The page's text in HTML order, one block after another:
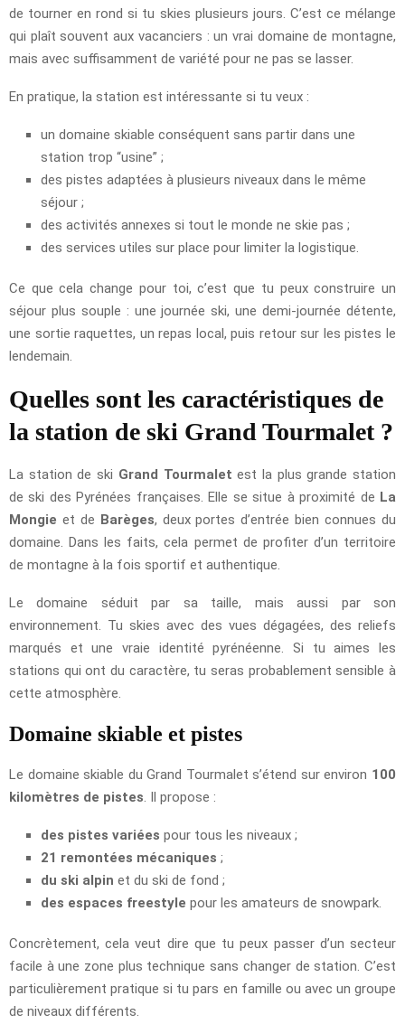
de tourner en rond si tu skies plusieurs jours. C’est ce mélange
qui plaît souvent aux vacanciers : un vrai domaine de montagne,
mais avec suffisamment de variété pour ne pas se lasser.
En pratique, la station est intéressante si tu veux :
un domaine skiable conséquent sans partir dans une
station trop “usine” ;
des pistes adaptées à plusieurs niveaux dans le même
séjour ;
des activités annexes si tout le monde ne skie pas ;
des services utiles sur place pour limiter la logistique.
Ce que cela change pour toi, c’est que tu peux construire un
séjour plus souple : une journée ski, une demi-journée détente,
une sortie raquettes, un repas local, puis retour sur les pistes le
lendemain.
Quelles sont les caractéristiques de
la station de ski Grand Tourmalet ?
La station de ski Grand Tourmalet est la plus grande station
de ski des Pyrénées françaises. Elle se situe à proximité de La
Mongie et de Barèges, deux portes d’entrée bien connues du
domaine. Dans les faits, cela permet de profiter d’un territoire
de montagne à la fois sportif et authentique.
Le domaine séduit par sa taille, mais aussi par son
environnement. Tu skies avec des vues dégagées, des reliefs
marqués et une vraie identité pyrénéenne. Si tu aimes les
stations qui ont du caractère, tu seras probablement sensible à
cette atmosphère.
Domaine skiable et pistes
Le domaine skiable du Grand Tourmalet s’étend sur environ 100
kilomètres de pistes . Il propose :
des pistes variées pour tous les niveaux ;
21 remontées mécaniques ;
du ski alpin et du ski de fond ;
des espaces freestyle pour les amateurs de snowpark.
Concrètement, cela veut dire que tu peux passer d’un secteur
facile à une zone plus technique sans changer de station. C’est
particulièrement pratique si tu pars en famille ou avec un groupe
de niveaux différents.